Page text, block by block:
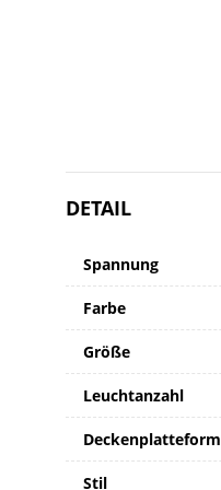
DETAIL
Spannung
Farbe
Größe
Leuchtanzahl
Deckenplatteform
Stil